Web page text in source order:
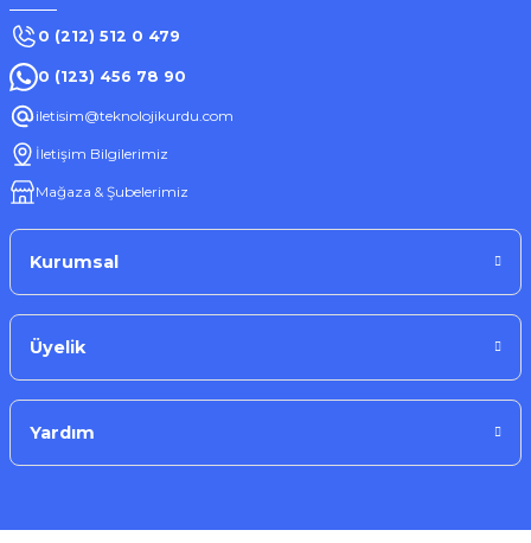
0 (212) 512 0 479
0 (123) 456 78 90
iletisim@teknolojikurdu.com
İletişim Bilgilerimiz
Mağaza & Şubelerimiz
Kurumsal
Üyelik
Yardım